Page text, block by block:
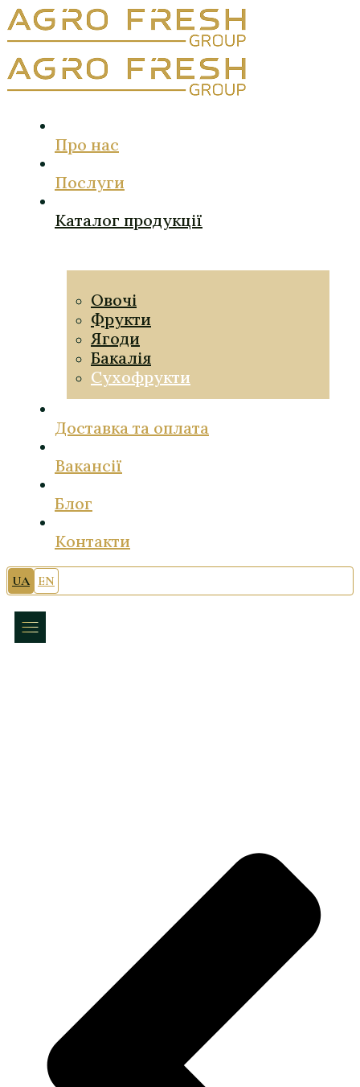
Про нас
Послуги
Каталог продукції
Овочі
Фрукти
Ягоди
Бакалія
Сухофрукти
Доставка та оплата
Вакансії
Блог
Контакти
UA EN